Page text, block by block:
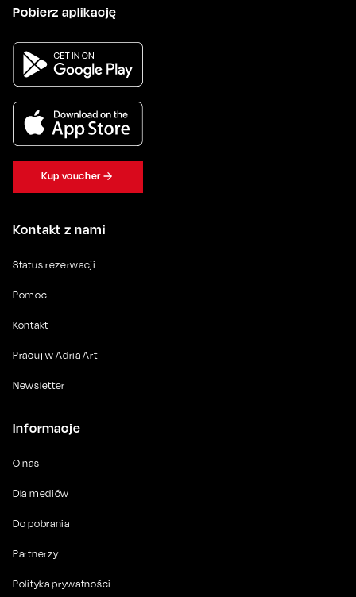
Kontakt z nami
Status rezerwacji
Pomoc
Kontakt
Pracuj w Adria Art
Newsletter
Informacje
O nas
Dla mediów
Do pobrania
Partnerzy
Polityka prywatności
Pobierz aplikację
Kup voucher